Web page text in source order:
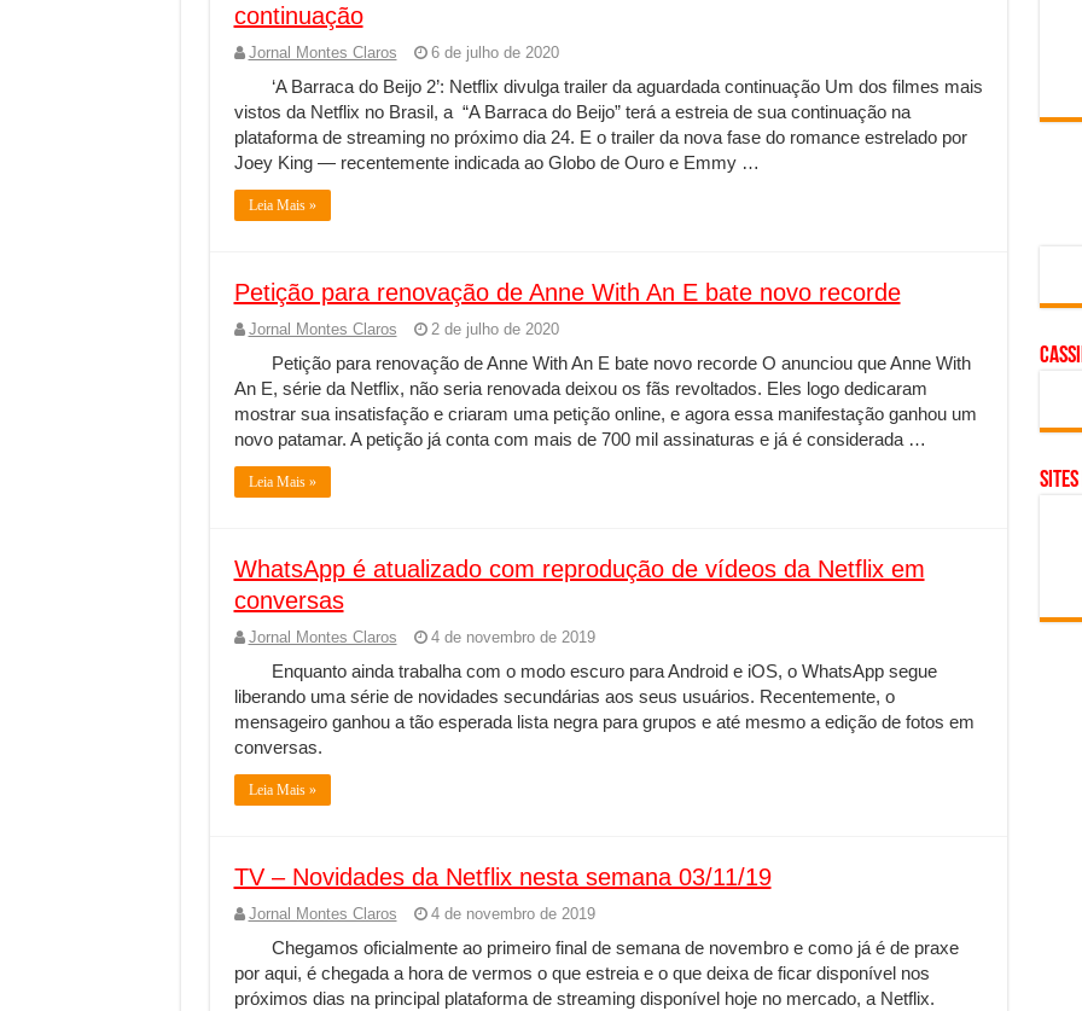
continuação
Jornal Montes Claros 6 de julho de 2020
‘A Barraca do Beijo 2’: Netflix divulga trailer da aguardada continuação Um dos filmes mais
vistos da Netflix no Brasil, a “A Barraca do Beijo” terá a estreia de sua continuação na
plataforma de streaming no próximo dia 24. E o trailer da nova fase do romance estrelado por
Joey King — recentemente indicada ao Globo de Ouro e Emmy …
Leia Mais »
Petição para renovação de Anne With An E bate novo recorde
Jornal Montes Claros 2 de julho de 2020
Petição para renovação de Anne With An E bate novo recorde O anunciou que Anne With
An E, série da Netflix, não seria renovada deixou os fãs revoltados. Eles logo dedicaram
mostrar sua insatisfação e criaram uma petição online, e agora essa manifestação ganhou um
novo patamar. A petição já conta com mais de 700 mil assinaturas e já é considerada …
Leia Mais »
WhatsApp é atualizado com reprodução de vídeos da Netflix em
conversas
Jornal Montes Claros 4 de novembro de 2019
Enquanto ainda trabalha com o modo escuro para Android e iOS, o WhatsApp segue
liberando uma série de novidades secundárias aos seus usuários. Recentemente, o
mensageiro ganhou a tão esperada lista negra para grupos e até mesmo a edição de fotos em
conversas.
Leia Mais »
TV – Novidades da Netflix nesta semana 03/11/19
Jornal Montes Claros 4 de novembro de 2019
Chegamos oficialmente ao primeiro final de semana de novembro e como já é de praxe
por aqui, é chegada a hora de vermos o que estreia e o que deixa de ficar disponível nos
próximos dias na principal plataforma de streaming disponível hoje no mercado, a Netflix.